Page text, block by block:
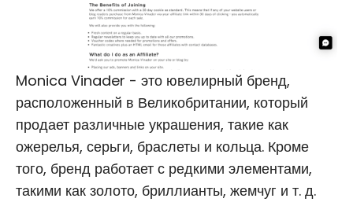
Monica Vinader - это ювелирный бренд,
расположенный в Великобритании, который
продает различные украшения, такие как
ожерелья, серьги, браслеты и кольца. Кроме
того, бренд работает с редкими элементами,
такими как золото, бриллианты, жемчуг и т. д.